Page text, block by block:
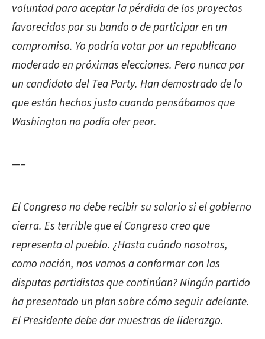
voluntad para aceptar la pérdida de los proyectos
favorecidos por su bando o de participar en un
compromiso. Yo podría votar por un republicano
moderado en próximas elecciones. Pero nunca por
un candidato del Tea Party. Han demostrado de lo
que están hechos justo cuando pensábamos que
Washington no podía oler peor.
—–
El Congresono debe recibir su salario si el gobierno
cierra. Es terrible que el Congreso crea que
representa al pueblo. ¿Hasta cuándo nosotros,
como nación, nos vamos a conformar con las
disputas partidistas que continúan? Ningún partido
ha presentado un plan sobre cómo seguir adelante.
El Presidente debe dar muestras de liderazgo.